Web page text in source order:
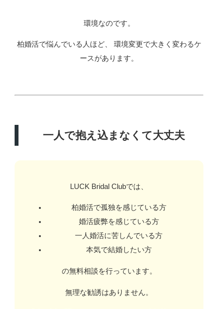
環境なのです。
柏婚活で悩んでいる人ほど、 環境変更で大きく変わるケ
ースがあります。
一人で抱え込まなくて大丈夫
LUCK Bridal Clubでは、
柏婚活で孤独を感じている方
婚活疲弊を感じている方
一人婚活に苦しんでいる方
本気で結婚したい方
の無料相談を行っています。
無理な勧誘はありません。